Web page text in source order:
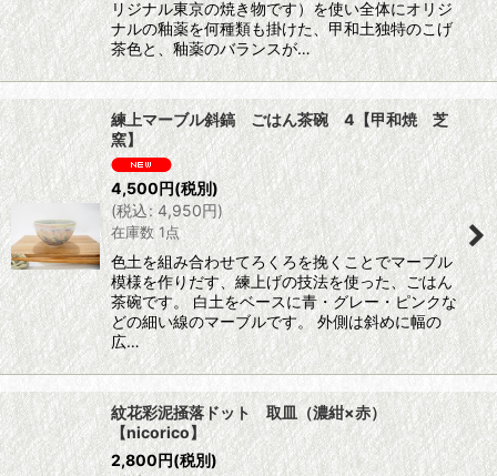
リジナル東京の焼き物です）を使い全体にオリジ
ナルの釉薬を何種類も掛けた、甲和土独特のこげ
茶色と、釉薬のバランスが…
練上マーブル斜鎬 ごはん茶碗 4【甲和焼 芝
窯】
4,500円(税別)
(税込: 4,950円)
在庫数 1点
色土を組み合わせてろくろを挽くことでマーブル
模様を作りだす、練上げの技法を使った、ごはん
茶碗です。 白土をベースに青・グレー・ピンクな
どの細い線のマーブルです。 外側は斜めに幅の
広…
紋花彩泥掻落ドット 取皿（濃紺×赤）
【nicorico】
2,800円(税別)